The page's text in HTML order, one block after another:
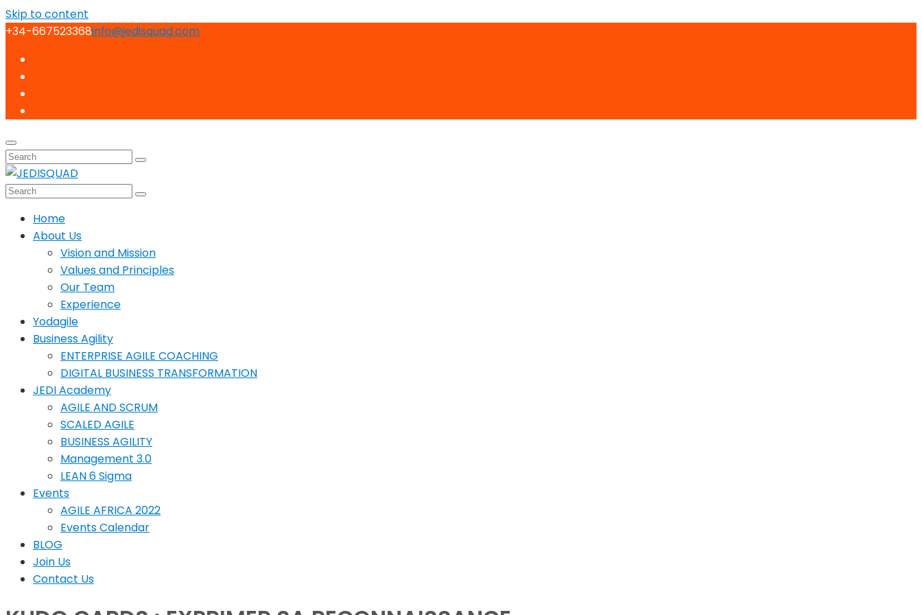
Skip to content
+34-667523368info@jedisquad.com
Home
About Us
Vision and Mission
Values and Principles
Our Team
Experience
Yodagile
Business Agility
ENTERPRISE AGILE COACHING
DIGITAL BUSINESS TRANSFORMATION
JEDI Academy
AGILE AND SCRUM
SCALED AGILE
BUSINESS AGILITY
Management 3.0
LEAN 6 Sigma
Events
AGILE AFRICA 2022
Events Calendar
BLOG
Join Us
Contact Us